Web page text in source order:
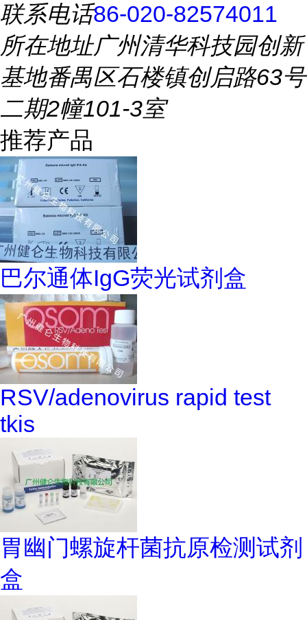
联系电话86-020-82574011
所在地址广州清华科技园创新
基地番禺区石楼镇创启路63号
二期2幢101-3室
推荐产品
巴尔通体IgG荧光试剂盒
RSV/adenovirus rapid test
tkis
胃幽门螺旋杆菌抗原检测试剂
盒